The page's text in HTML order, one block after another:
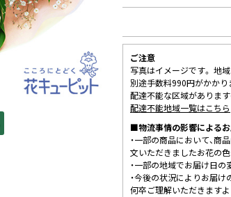
ご注意
写真はイメージです。 地
別途手数料990円がかかり
配達不能な区域がありま
配達不能地域一覧はこちら
■物流事情の影響による
・一部の商品において、
文いただきましたお花の
・一部の地域でお届け日
・今後の状況によりお届
何卒ご理解いただきます